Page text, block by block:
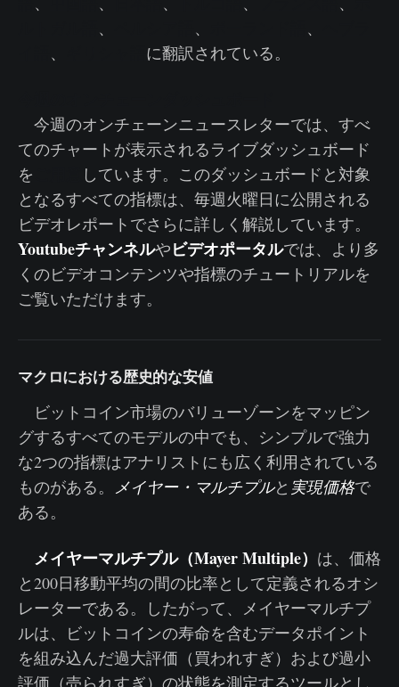
、 、 、
、 に翻訳されている。
今週のオンチェーンニュースレターでは、すべ
てのチャートが表示されるライブダッシュボード
を
しています。このダッシュボードと対象
となるすべての指標は、毎週火曜日に公開される
ビデオレポートでさらに詳しく解説しています。
Youtubeチャンネルやビデオポータルでは、より多
くのビデオコンテンツや指標のチュートリアルを
ご覧いただけます。
マクロにおける歴史的な安値
ビットコイン市場のバリューゾーンをマッピン
グするすべてのモデルの中でも、シンプルで強力
な2つの指標はアナリストにも広く利用されている
ものがある。
メイヤー・マルチプルと 実現価格で
ある。
メイヤーマルチプル（Mayer Multiple） は、価格
と200日移動平均の間の比率として定義されるオシ
レーターである。したがって、メイヤーマルチプ
ルは、ビットコインの寿命を含むデータポイント
を組み込んだ過大評価（買われすぎ）および過小
評価（売られすぎ）の状態を測定するツールとし